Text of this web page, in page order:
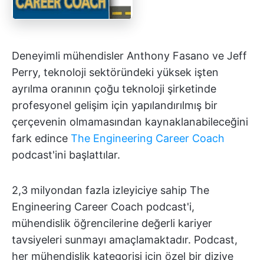
Deneyimli mühendisler Anthony Fasano ve Jeff
Perry, teknoloji sektöründeki yüksek işten
ayrılma oranının çoğu teknoloji şirketinde
profesyonel gelişim için yapılandırılmış bir
çerçevenin olmamasından kaynaklanabileceğini
fark edince The Engineering Career Coach
podcast'ini başlattılar.
2,3 milyondan fazla izleyiciye sahip The
Engineering Career Coach podcast'i,
mühendislik öğrencilerine değerli kariyer
tavsiyeleri sunmayı amaçlamaktadır. Podcast,
her mühendislik kategorisi için özel bir diziye